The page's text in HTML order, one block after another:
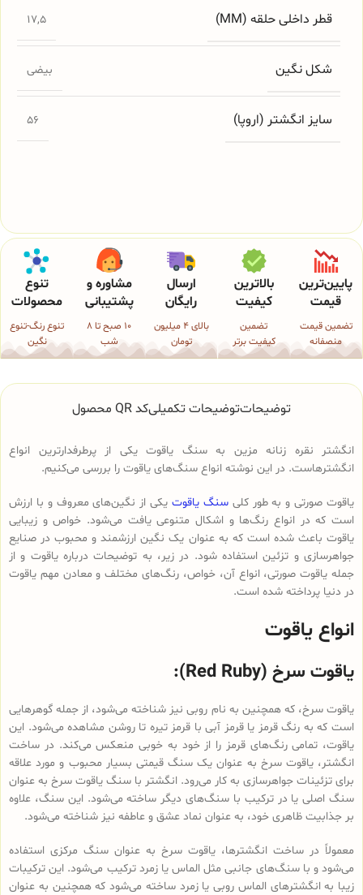
قطر داخلی حلقه (MM) 17,5
شکل نگین بیضی
سایز انگشتر (اروپا) 56
پایین‌ترین
قیمت
تضمین قیمت
منصفانه
بالاترین
کیفیت
تضمین
کیفیت برتر
ارسال
رایگان
بالای 4 میلیون
تومان
مشاوره و
پشتیبانی
10 صبح تا 8
شب
تنوع
محصولات
تنوع رنگ-تنوع
نگین
توضیحاتتوضیحات تکمیلیکد QR محصول
انگشتر نقره زنانه مزین به سنگ یاقوت یکی از پرطرفدارترین انواع
انگشترهاست. در این نوشته انواع سنگ‌های یاقوت را بررسی می‌کنیم.
یاقوت صورتی و به طور کلیسنگ یاقوت یکی از نگین‌های معروف و با ارزش
است که در انواع رنگ‌ها و اشکال متنوعی یافت می‌شود. خواص و زیبایی
یاقوت باعث شده است که به عنوان یک نگین ارزشمند و محبوب در صنایع
جواهرسازی و تزئین استفاده شود. در زیر، به توضیحات درباره یاقوت و از
جمله یاقوت صورتی، انواع آن، خواص، رنگ‌های مختلف و معادن مهم یاقوت
در دنیا پرداخته شده است.
انواع یاقوت
یاقوت سرخ (Red Ruby):
یاقوت سرخ، که همچنین به نام روبی نیز شناخته می‌شود، از جمله گوهرهایی
است که به رنگ قرمز یا قرمز آبی با قرمز تیره تا روشن مشاهده می‌شود. این
یاقوت، تمامی رنگ‌های قرمز را از خود به خوبی منعکس می‌کند. در ساخت
انگشتر، یاقوت سرخ به عنوان یک سنگ قیمتی بسیار محبوب و مورد علاقه
برای تزئینات جواهرسازی به کار می‌رود. انگشتر با سنگ یاقوت سرخ به عنوان
سنگ اصلی یا در ترکیب با سنگ‌های دیگر ساخته می‌شود. این سنگ، علاوه
بر جذابیت ظاهری خود، به عنوان نماد عشق و عاطفه نیز شناخته می‌شود.
معمولاً در ساخت انگشترها، یاقوت سرخ به عنوان سنگ مرکزی استفاده
می‌شود و با سنگ‌های جانبی مثل الماس یا زمرد ترکیب می‌شود. این ترکیبات
زیبا به انگشترهای الماس روبی یا زمرد ساخته می‌شود که همچنین به عنوان